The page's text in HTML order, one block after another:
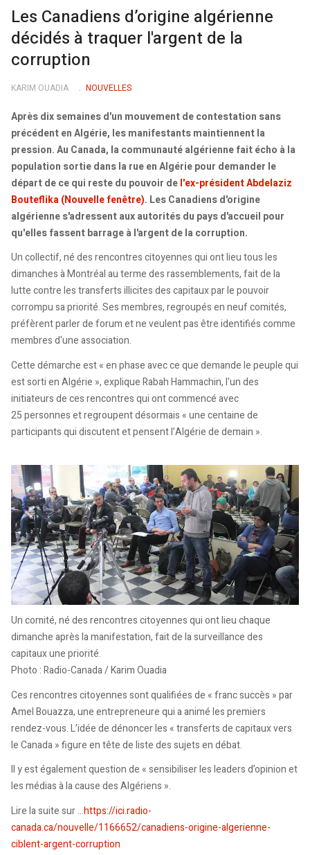
Les Canadiens d’origine algérienne
décidés à traquer l'argent de la
corruption
KARIM OUADIA NOUVELLES
Après dix semaines d'un mouvement de contestation sans
précédent en Algérie, les manifestants maintiennent la
pression. Au Canada, la communauté algérienne fait écho à la
population sortie dans la rue en Algérie pour demander le
départ de ce qui reste du pouvoir del'ex-président Abdelaziz
Bouteflika(Nouvelle fenêtre). Les Canadiens d'origine
algérienne s'adressent aux autorités du pays d'accueil pour
qu'elles fassent barrage à l'argent de la corruption.
Un collectif, né des rencontres citoyennes qui ont lieu tous les
dimanches à Montréal au terme des rassemblements, fait de la
lutte contre les transferts illicites des capitaux par le pouvoir
corrompu sa priorité. Ses membres, regroupés en neuf comités,
préfèrent parler de forum et ne veulent pas être identifiés comme
membres d'une association.
Cette démarche est « en phase avec ce que demande le peuple qui
est sorti en Algérie », explique Rabah Hammachin, l'un des
initiateurs de ces rencontres qui ont commencé avec
25 personnes et regroupent désormais « une centaine de
participants qui discutent et pensent l’Algérie de demain ».
Un comité, né des rencontres citoyennes qui ont lieu chaque
dimanche après la manifestation, fait de la surveillance des
capitaux une priorité.
Photo : Radio-Canada / Karim Ouadia
Ces rencontres citoyennes sont qualifiées de « franc succès » par
Amel Bouazza, une entrepreneure qui a animé les premiers
rendez-vous. L’idée de dénoncer les « transferts de capitaux vers
le Canada » figure en tête de liste des sujets en débat.
Il y est également question de « sensibiliser les leaders d’opinion et
les médias à la cause des Algériens ».
Lire la suite sur ...https://ici.radio-
canada.ca/nouvelle/1166652/canadiens-origine-algerienne-
ciblent-argent-corruption